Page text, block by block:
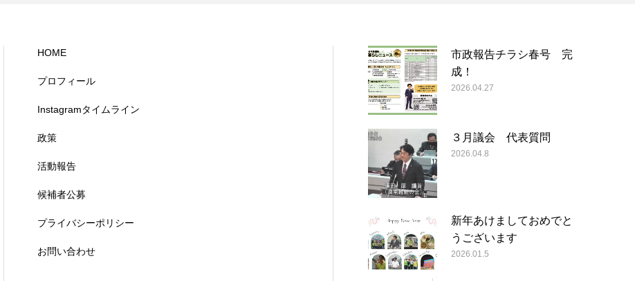
HOME
プロフィール
Instagramタイムライン
政策
活動報告
候補者公募
プライバシーポリシー
お問い合わせ
市政報告チラシ春号 完
成！
2026.04.27
３月議会 代表質問
2026.04.8
新年あけましておめでと
うございます
2026.01.5